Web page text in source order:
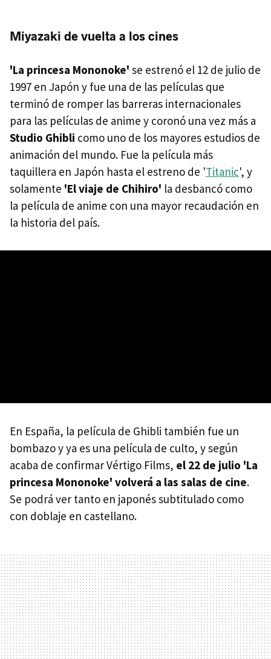
Miyazaki de vuelta a los cines
'La princesa Mononoke' se estrenó el 12 de julio de
1997 en Japón y fue una de las películas que
terminó de romper las barreras internacionales
para las películas de anime y coronó una vez más a
Studio Ghibli como uno de los mayores estudios de
animación del mundo. Fue la película más
taquillera en Japón hasta el estreno de 'Titanic', y
solamente 'El viaje de Chihiro' la desbancó como
la película de anime con una mayor recaudación en
la historia del país.
En España, la película de Ghibli también fue un
bombazo y ya es una película de culto, y según
acaba de confirmar Vértigo Films, el 22 de julio 'La
princesa Mononoke' volverá a las salas de cine.
Se podrá ver tanto en japonés subtitulado como
con doblaje en castellano.